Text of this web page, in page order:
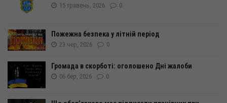
15 травень, 2026 0
Пожежна безпека у літній період
23 чер, 2026 0
Громада в скорботі: оголошено Дні жалоби
06 бер, 2026 0